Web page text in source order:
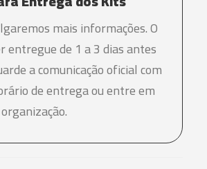
mais informações. O
entregue de 1 a 3 dias antes
a comunicação oficial com
de entrega ou entre em